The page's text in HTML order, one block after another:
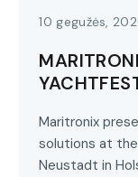
10 gegužės,
Maritronix
solutions at
Neustadt in